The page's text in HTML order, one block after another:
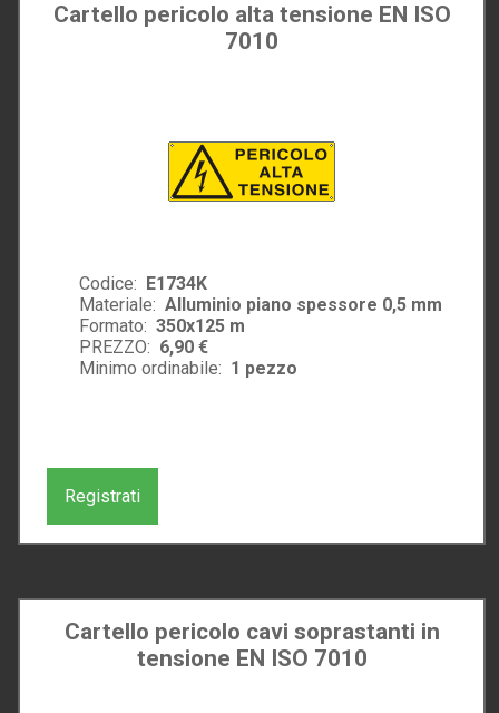
Cartello pericolo alta tensione EN ISO
7010
Codice:
E1734K
Materiale: Alluminio piano spessore 0,5 mm
Formato: 350x125 m
PREZZO: 6,90 €
Minimo ordinabile: 1 pezzo
Registrati
Cartello pericolo cavi soprastanti in
tensione EN ISO 7010